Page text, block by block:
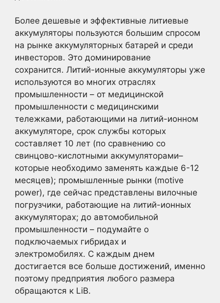
Более дешевые и эффективные литиевые
аккумуляторы пользуются большим спросом
на рынке аккумуляторных батарей и среди
инвесторов. Это доминирование
сохранится. Литий-ионные аккумуляторы уже
используются во многих отраслях
промышленности – от медицинской
промышленности с медицинскими
тележками, работающими на литий-ионном
аккумуляторе, срок службы которых
составляет 10 лет (по сравнению со
свинцово-кислотными аккумуляторами–
которые необходимо заменять каждые 6-12
месяцев); промышленные рынки (motive
power), где сейчас представлены вилочные
погрузчики, работающие на литий-ионных
аккумуляторах; до автомобильной
промышленности – подумайте о
подключаемых гибридах и
электромобилях. С каждым днем
достигается все больше достижений, именно
поэтому предприятия любого размера
обращаются к LiB.